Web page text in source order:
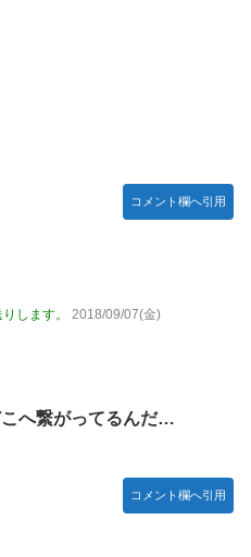
コメント欄へ引用
します。
2018/09/07(金)
へ繋がってるんだ…
コメント欄へ引用